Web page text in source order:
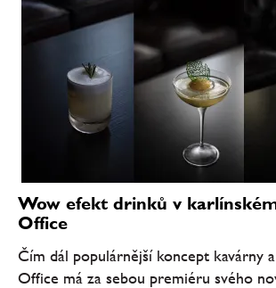
Wow efekt drinků v
Office
Čím dál populárnější koncept kavárny
Office má za sebou premiéru svého